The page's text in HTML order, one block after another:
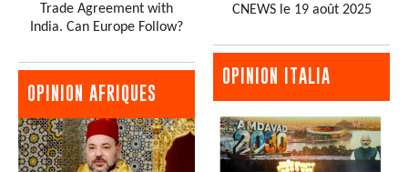
Trade Agreement with
India. Can Europe Follow?
OPINION AFRIQUES
CNEWS le 19 août 2025
OPINION ITALIA